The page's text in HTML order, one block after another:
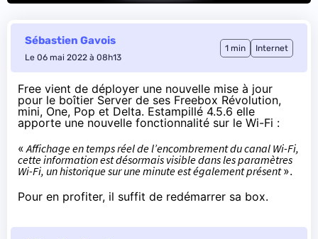
Sébastien Gavois
Le 06 mai 2022 à 08h13
1 min Internet
Free vient de déployer une nouvelle mise à jour
pour le boîtier Server de ses Freebox Révolution,
mini, One, Pop et Delta. Estampillé 4.5.6 elle
apporte une nouvelle fonctionnalité sur le Wi-Fi :
«Affichage en temps réel de l’encombrement du canal Wi-Fi,
cette information est désormais visible dans les paramètres
Wi-Fi, un historique sur une minute est également présent».
Pour en profiter, il suffit de redémarrer sa box.